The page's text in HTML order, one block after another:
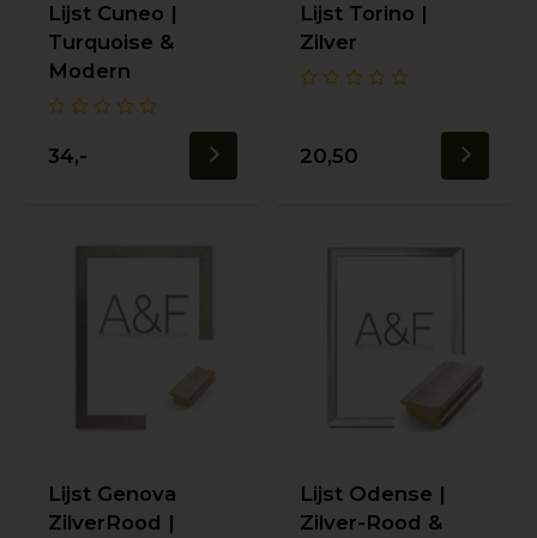
Lijst Cuneo |
Turquoise &
Modern
34,-
Lijst Torino |
Zilver
20,50
Lijst Genova
ZilverRood |
Lijst Odense |
Zilver-Rood &